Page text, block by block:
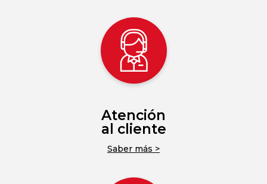
Atención
al cliente
Saber más >